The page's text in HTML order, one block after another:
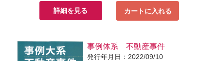
詳細を見る カートに入れる
事例体系 不動産事件
発行年月日：2022/09/10